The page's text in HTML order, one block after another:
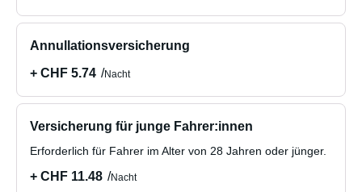
Annullationsversicherung
+ CHF 5.74
Nacht
Versicherung für junge Fahrer:innen
Erforderlich für Fahrer im Alter von 28 Jahren oder jünger.
+ CHF 11.48 Nacht